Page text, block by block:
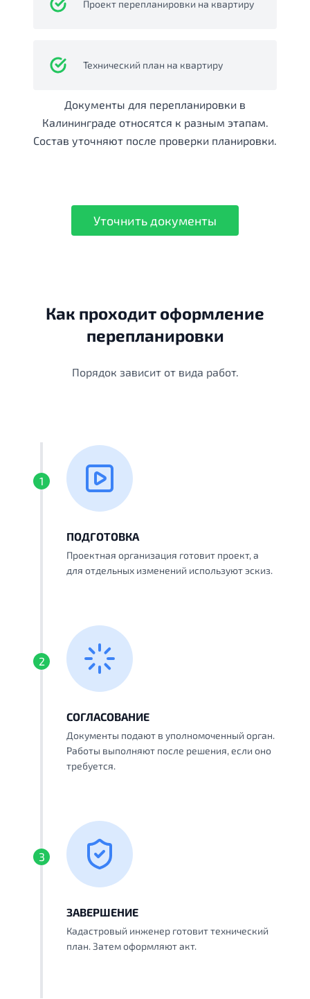
Проект перепланировки на квартиру
Технический план на квартиру
Документы для перепланировки в
Калининграде относятся к разным этапам.
Состав уточняют после проверки планировки.
Уточнить документы
Как проходит оформление
перепланировки
Порядок зависит от вида работ.
1
ПОДГОТОВКА
Проектная организация готовит проект, а
для отдельных изменений используют эскиз.
2
СОГЛАСОВАНИЕ
Документы подают в уполномоченный орган.
Работы выполняют после решения, если оно
требуется.
3
ЗАВЕРШЕНИЕ
Кадастровый инженер готовит технический
план. Затем оформляют акт.